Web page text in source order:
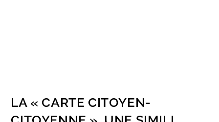
LA « CARTE CITOYEN-